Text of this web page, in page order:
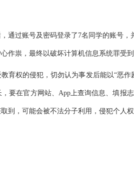
通过账号及密码登录了7名同学的账号，
作祟，最终以破坏计算机信息系统罪受到
育权的侵犯，切勿认为事发后能以“恶作
要在官方网站、App上查询信息、填报
到，可能会被不法分子利用，侵犯个人权